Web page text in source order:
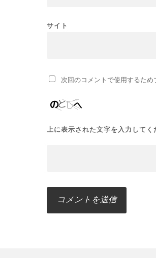
サイト
次回のコメントで使用するため
上に表示された文字を入力してく